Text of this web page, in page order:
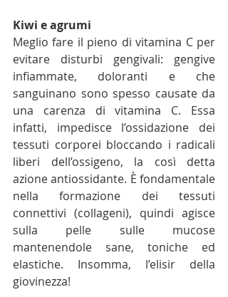
Kiwi e agrumi
Meglio fare il pieno di vitamina C per
evitare disturbi gengivali: gengive
infiammate, doloranti e che
sanguinano sono spesso causate da
una carenza di vitamina C. Essa
infatti, impedisce l’ossidazione dei
tessuti corporei bloccando i radicali
liberi dell’ossigeno, la così detta
azione antiossidante. È fondamentale
nella formazione dei tessuti
connettivi (collageni), quindi agisce
sulla pelle sulle mucose
mantenendole sane, toniche ed
elastiche. Insomma, l’elisir della
giovinezza!